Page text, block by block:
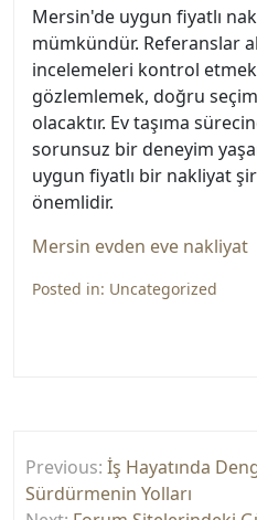
Mersin'de uygun fiyatlı
mümkündür. Referanslar
incelemeleri kontrol
gözlemlemek, doğru
olacaktır. Ev taşıma
sorunsuz bir deneyim
uygun fiyatlı bir nakliyat
önemlidir.
Mersin evden eve nakliyat
Posted in: Uncategorized
gezinmesi
Previous: İş Hayatında
Sürdürmenin Yolları